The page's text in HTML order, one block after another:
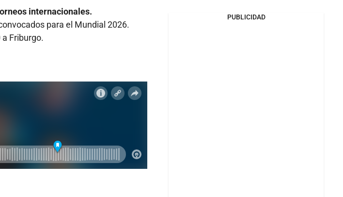
internacionales.
para el Mundial 2026.
Friburgo.
PUBLICIDAD